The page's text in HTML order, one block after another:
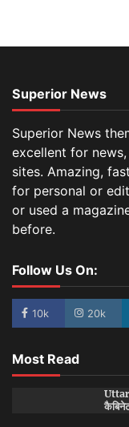
Superior News
Superior News
excellent for
sites. Amazing,
for personal or
or used a
before.
Follow Us On:
10k 20k
Most Read